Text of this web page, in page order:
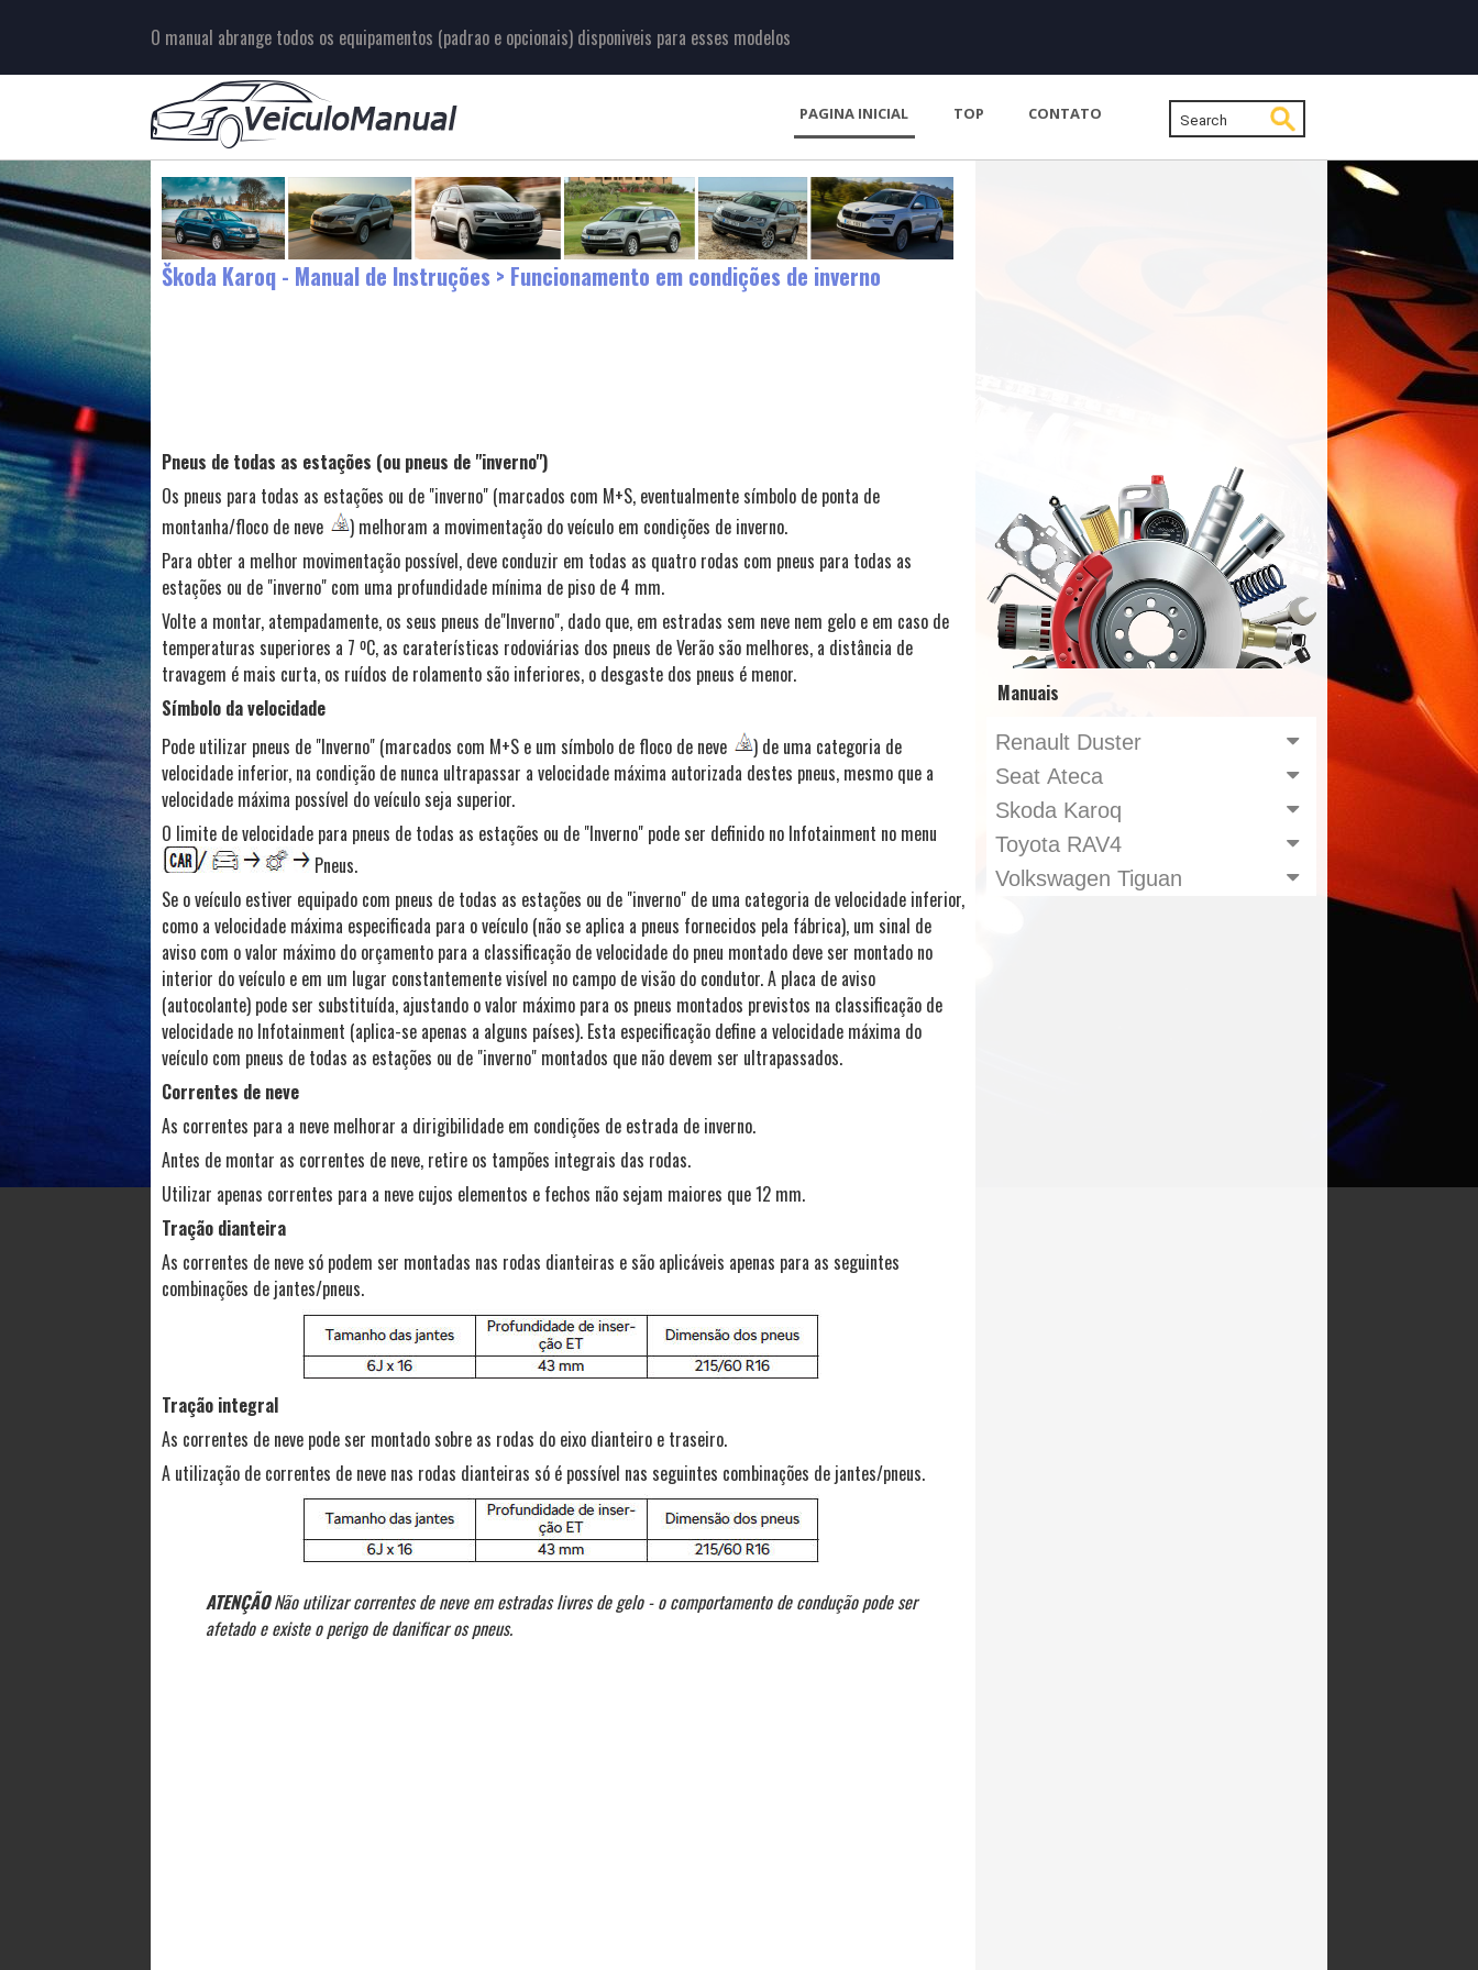
O manual abrange todos os equipamentos (padrao e opcionais) disponiveis para esses modelos
PAGINA INICIAL TOP CONTATO
Škoda Karoq - Manual de Instruções > Funcionamento em condições de inverno
Pneus de todas as estações (ou pneus de "inverno")
Os pneus para todas as estações ou de "inverno" (marcados com M+S, eventualmente símbolo de ponta de
montanha/floco de neve
) melhoram a movimentação do veículo em condições de inverno.
Para obter a melhor movimentação possível, deve conduzir em todas as quatro rodas com pneus para todas as
estações ou de "inverno" com uma profundidade mínima de piso de 4 mm.
Volte a montar, atempadamente, os seus pneus de"Inverno", dado que, em estradas sem neve nem gelo e em caso de
temperaturas superiores a 7 ºC, as caraterísticas rodoviárias dos pneus de Verão são melhores, a distância de
travagem é mais curta, os ruídos de rolamento são inferiores, o desgaste dos pneus é menor.
Símbolo da velocidade
Pode utilizar pneus de "Inverno" (marcados com M+S e um símbolo de floco de neve
) de uma categoria de
velocidade inferior, na condição de nunca ultrapassar a velocidade máxima autorizada destes pneus, mesmo que a
velocidade máxima possível do veículo seja superior.
O limite de velocidade para pneus de todas as estações ou de "Inverno" pode ser definido no Infotainment no menu
Pneus.
Se o veículo estiver equipado com pneus de todas as estações ou de "inverno" de uma categoria de velocidade inferior,
como a velocidade máxima especificada para o veículo (não se aplica a pneus fornecidos pela fábrica), um sinal de
aviso com o valor máximo do orçamento para a classificação de velocidade do pneu montado deve ser montado no
interior do veículo e em um lugar constantemente visível no campo de visão do condutor. A placa de aviso
(autocolante) pode ser substituída, ajustando o valor máximo para os pneus montados previstos na classificação de
velocidade no Infotainment (aplica-se apenas a alguns países). Esta especificação define a velocidade máxima do
veículo com pneus de todas as estações ou de "inverno" montados que não devem ser ultrapassados.
Correntes de neve
As correntes para a neve melhorar a dirigibilidade em condições de estrada de inverno.
Antes de montar as correntes de neve, retire os tampões integrais das rodas.
Utilizar apenas correntes para a neve cujos elementos e fechos não sejam maiores que 12 mm.
Tração dianteira
As correntes de neve só podem ser montadas nas rodas dianteiras e são aplicáveis apenas para as seguintes
combinações de jantes/pneus.
Tração integral
As correntes de neve pode ser montado sobre as rodas do eixo dianteiro e traseiro.
A utilização de correntes de neve nas rodas dianteiras só é possível nas seguintes combinações de jantes/pneus.
ATENÇÃONão utilizar correntes de neve em estradas livres de gelo - o comportamento de condução pode ser
afetado e existe o perigo de danificar os pneus.
Manuais
Renault Duster
Seat Ateca
Skoda Karoq
Toyota RAV4
Volkswagen Tiguan